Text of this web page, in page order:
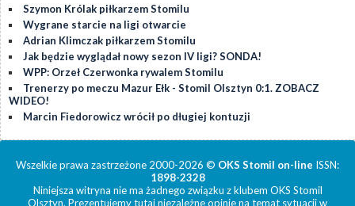
Szymon Królak piłkarzem Stomilu
Wygrane starcie na ligi otwarcie
Adrian Klimczak piłkarzem Stomilu
Jak będzie wyglądał nowy sezon IV ligi? SONDA!
WPP: Orzeł Czerwonka rywalem Stomilu
Trenerzy po meczu Mazur Ełk - Stomil Olsztyn 0:1. ZOBACZ
WIDEO!
Marcin Fiedorowicz wrócił po długiej kontuzji
Wszelkie prawa zastrzeżone 2000-2026 © OKS Stomil on-line ISSN:
1898-2328
Niniejsza witryna nie ma żadnego związku z klubem OKS Stomil
Olsztyn. Prezentujemy tutaj niezależne opinie na temat sytuacji w